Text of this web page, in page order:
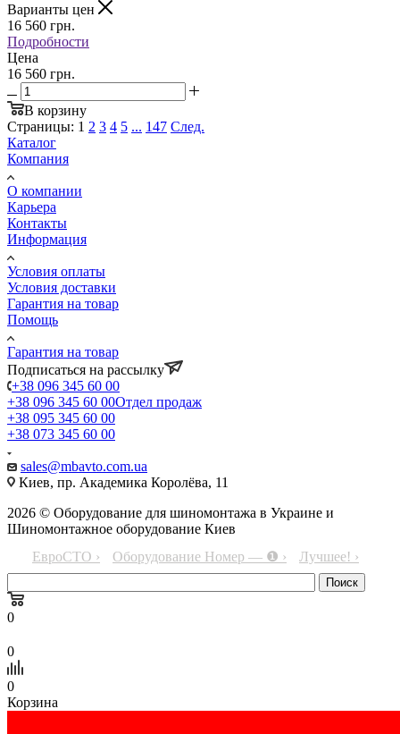
Варианты цен
16 560 грн.
Подробности
Цена
16 560 грн.
В корзину
Страницы: 1 2 3 4 5 ... 147 След.
Каталог
Компания
О компании
Карьера
Контакты
Информация
Условия оплаты
Условия доставки
Гарантия на товар
Помощь
Гарантия на товар
Подписаться на рассылку
+38 096 345 60 00
+38 096 345 60 00Отдел продаж
+38 095 345 60 00
+38 073 345 60 00
sales@mbavto.com.ua
Киев, пр. Академика Королёва, 11
2026 © Оборудование для шиномонтажа в Украине и
Шиномонтажное оборудование Киев
ЕвроСТО ›
Оборудование Номер — ❶ › Лучшее! ›
0
0
0
Корзина